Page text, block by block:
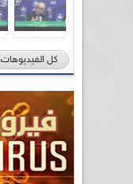
كل الفيديوهات